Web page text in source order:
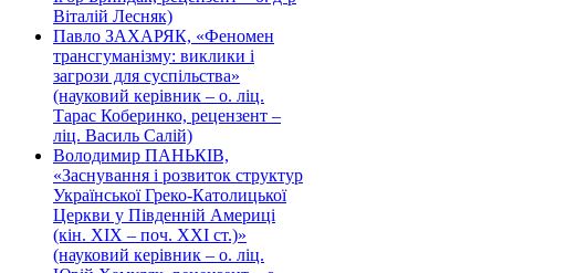
Віталій Лесняк)
Павло ЗАХАРЯК, «Феномен
трансгуманізму: виклики і
загрози для суспільства»
(науковий керівник – о. ліц.
Тарас Коберинко, рецензент –
ліц. Василь Салій)
Володимир ПАНЬКІВ,
«Заснування і розвиток структур
Української Греко-Католицької
Церкви у Південній Америці
(кін. ХІХ – поч. ХХІ ст.)»
(науковий керівник – о. ліц.